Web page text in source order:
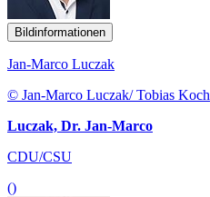
Bildinformationen
Jan-Marco Luczak
© Jan-Marco Luczak/ Tobias Koch
Luczak, Dr. Jan-Marco
CDU/CSU
()